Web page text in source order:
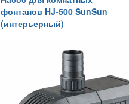
фонтанов HJ-500 SunSun
(интерьерный)